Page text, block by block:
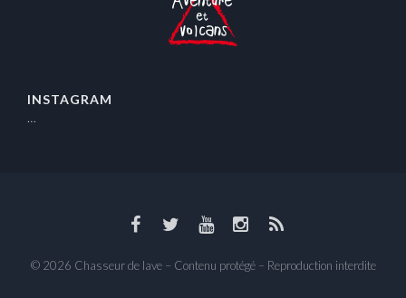
INSTAGRAM
…
© 2026 Chasseur de lave – Contenu protégé – Reproduction interdite